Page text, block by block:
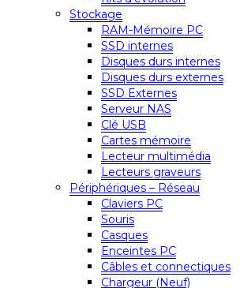
Stockage
RAM-Mémoire PC
SSD internes
Disques durs internes
Disques durs externes
SSD Externes
Serveur NAS
Clé USB
Cartes mémoire
Lecteur multimédia
Lecteurs graveurs
Périphériques – Réseau
Claviers PC
Souris
Casques
Enceintes PC
Câbles et connectiques
Chargeur (Neuf)